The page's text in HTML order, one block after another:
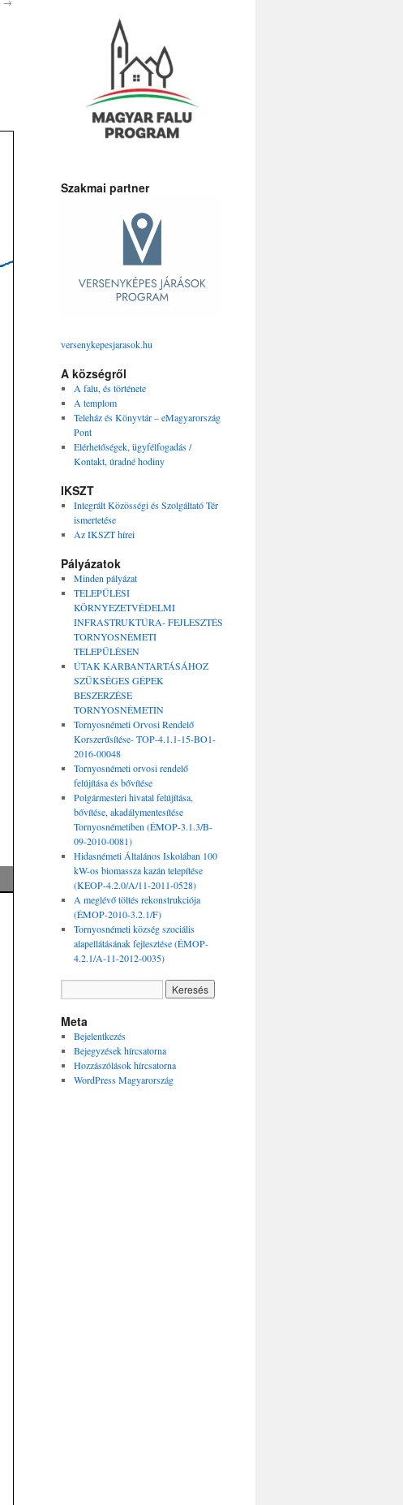
Szakmai partner
versenykepesjarasok.hu
A községről
A falu, és története
A templom
Teleház és Könyvtár – eMagyarország
Pont
Elérhetőségek, ügyfélfogadás /
Kontakt, úradné hodiny
IKSZT
Integrált Közösségi és Szolgáltató Tér
ismertetése
Az IKSZT hírei
Pályázatok
Minden pályázat
TELEPÜLÉSI
KÖRNYEZETVÉDELMI
INFRASTRUKTÚRA- FEJLESZTÉS
TORNYOSNÉMETI
TELEPÜLÉSEN
ÚTAK KARBANTARTÁSÁHOZ
SZÜKSÉGES GÉPEK
BESZERZÉSE
TORNYOSNÉMETIN
Tornyosnémeti Orvosi Rendelő
Korszerűsítése- TOP-4.1.1-15-BO1-
2016-00048
Tornyosnémeti orvosi rendelő
felújítása és bővítése
Polgármesteri hivatal felújítása,
bővítése, akadálymentesítése
Tornyosnémetiben (ÉMOP-3.1.3/B-
09-2010-0081)
Hidasnémeti Általános Iskolában 100
kW-os biomassza kazán telepítése
(KEOP-4.2.0/A/11-2011-0528)
A meglévő töltés rekonstrukciója
(ÉMOP-2010-3.2.1/F)
Tornyosnémeti község szociális
alapellátásának fejlesztése (ÉMOP-
4.2.1/A-11-2012-0035)
Meta
Bejelentkezés
Bejegyzések hírcsatorna
Hozzászólások hírcsatorna
WordPress Magyarország